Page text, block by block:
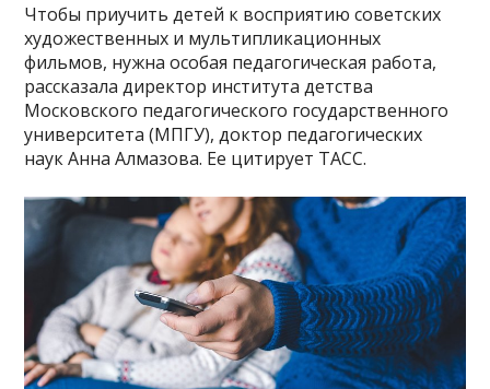
Чтобы приучить детей к восприятию советских
художественных и мультипликационных
фильмов, нужна особая педагогическая работа,
рассказала директор института детства
Московского педагогического государственного
университета (МПГУ), доктор педагогических
наук Анна Алмазова. Ее цитирует ТАСС.